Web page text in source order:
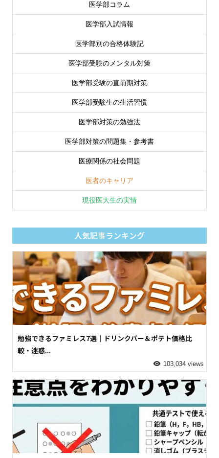
医学部コラム
医学部入試情報
医学部別の合格体験記
医学部受験のメンタル対策
医学部受験の直前期対策
医学部受験生の生活習慣
医学部対策の勉強法
医学部対策の問題集・参考書
医療関係の社会問題
医者のキャリア
現役医大生の実情
人気記事ランキング
勉強できるファミレス7選｜ドリンクバー＆ポテト価格比
較・迷惑...
103,034 views